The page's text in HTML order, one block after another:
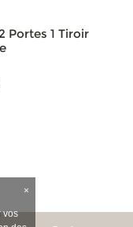
×
vos
Portes 1 Tiroir